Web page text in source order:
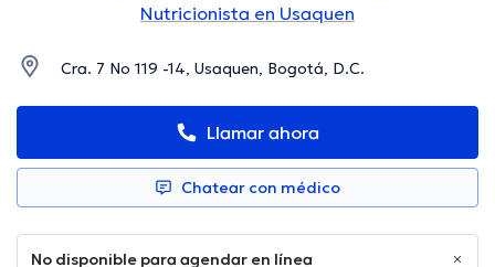
Nutricionista en Usaquen
Cra. 7 No 119 -14, Usaquen, Bogotá, D.C.
Llamar ahora
Chatear con médico
No disponible para agendar en línea